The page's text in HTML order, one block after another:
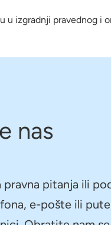
u izgradnji pravednog i
nas
pitanja ili
e-pošte ili